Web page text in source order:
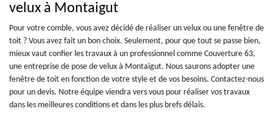
velux à Montaigut
Pour votre comble, vous avez décidé de réaliser un velux ou une fenêtre de
toit ? Vous avez fait un bon choix. Seulement, pour que tout se passe bien,
mieux vaut confier les travaux à un professionnel comme Couverture 63,
une entreprise de pose de velux à Montaigut. Nous saurons adopter une
fenêtre de toit en fonction de votre style et de vos besoins. Contactez-nous
pour un devis. Notre équipe viendra vers vous pour réaliser vos travaux
dans les meilleures conditions et dans les plus brefs délais.